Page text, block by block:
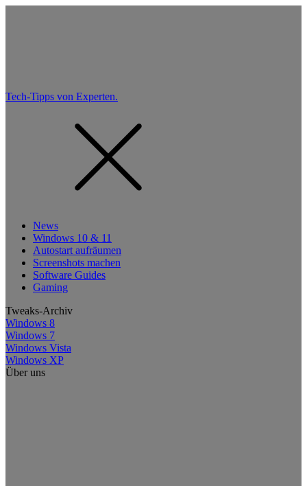
Tech-Tipps von Experten.
News
Windows 10 & 11
Autostart aufräumen
Screenshots machen
Software Guides
Gaming
Tweaks-Archiv
Windows 8
Windows 7
Windows Vista
Windows XP
Über uns